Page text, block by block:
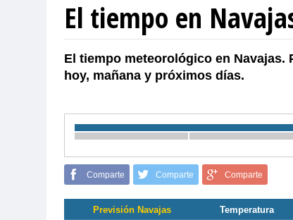
El tiempo en
El tiempo meteorológico en
hoy, mañana y próximos días.
Comparte Comparte Comparte
Previsión Navajas Temperatura